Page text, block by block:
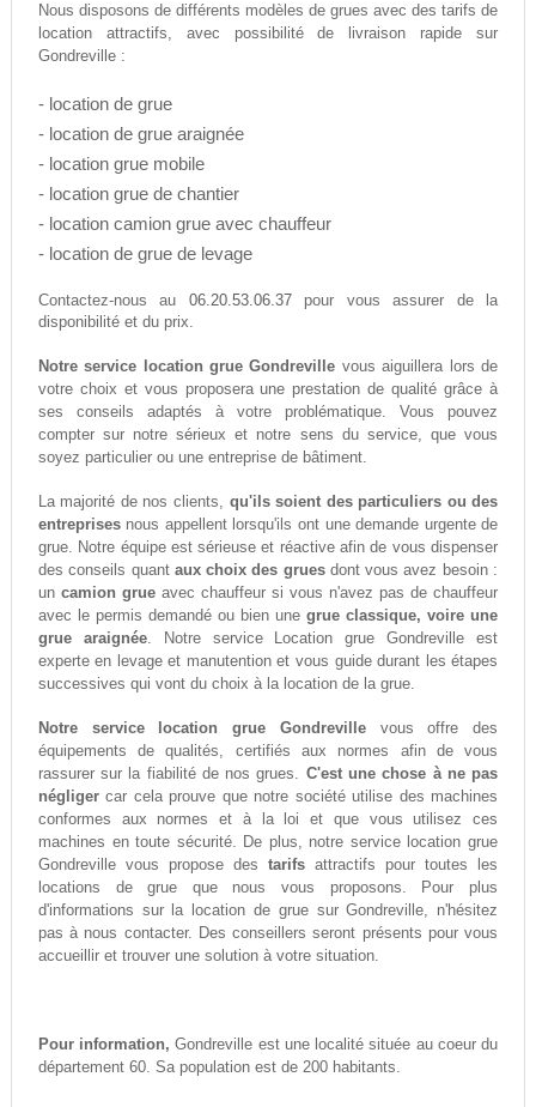
Nous disposons de différents modèles de grues avec des tarifs de
location attractifs, avec possibilité de livraison rapide sur
Gondreville :
- location de grue
- location de grue araignée
- location grue mobile
- location grue de chantier
- location camion grue avec chauffeur
- location de grue de levage
Contactez-nous au 06.20.53.06.37pour vous assurer de la
disponibilité et du prix.
Notre service location grue Gondreville vous aiguillera lors de
votre choix et vous proposera une prestation de qualité grâce à
ses conseils adaptés à votre problématique. Vous pouvez
compter sur notre sérieux et notre sens du service, que vous
soyez particulier ou une entreprise de bâtiment.
La majorité de nos clients, qu'ils soient des particuliers ou des
entreprisesnous appellent lorsqu'ils ont une demande urgente de
grue. Notre équipe est sérieuse et réactive afin de vous dispenser
des conseils quant aux choix des gruesdont vous avez besoin :
un camion grueavec chauffeur si vous n'avez pas de chauffeur
avec le permis demandé ou bien unegrue classique, voire une
grue araignée. Notre service Location grue Gondreville est
experte en levage et manutention et vous guide durant les étapes
successives qui vont du choix à la location de la grue.
Notre service location grue Gondrevillevous offre des
équipements de qualités, certifiés aux normes afin de vous
rassurer sur la fiabilité de nos grues. C'est une chose à ne pas
négligercar cela prouve que notre société utilise des machines
conformes aux normes et à la loi et que vous utilisez ces
machines en toute sécurité. De plus, notre service location grue
Gondreville vous propose des tarifs attractifs pour toutes les
locations de grue que nous vous proposons. Pour plus
d'informations sur la location de grue sur Gondreville, n'hésitez
pas à nous contacter. Des conseillers seront présents pour vous
accueillir et trouver une solution à votre situation.
Pour information, Gondreville est une localité située au coeur du
département 60. Sa population est de 200 habitants.